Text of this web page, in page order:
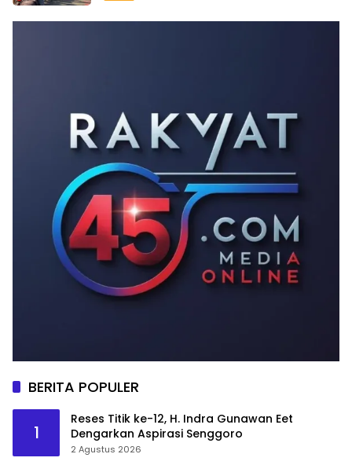
BERITA POPULER
1
Reses Titik ke-12, H. Indra Gunawan Eet
Dengarkan Aspirasi Senggoro
2 Agustus 2026